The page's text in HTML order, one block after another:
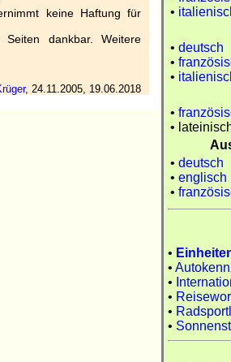
keine Haftung für
dankbar. Weitere
, 24.11.2005, 19.06.2018
•
• deutsch
•
•
•
•
• deutsch
• englisch
•
•
•
•
•
•
•